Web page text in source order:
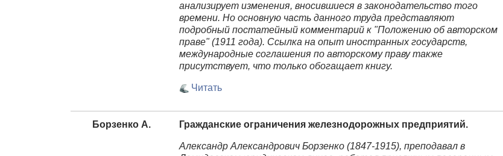
анализирует изменения, вносившиеся в законодательство того
времени. Но основную часть данного труда представляют
подробный постатейный комментарий к "Положению об авторском
праве" (1911 года). Ссылка на опыт иностранных государств,
международные соглашения по авторскому праву также
присутствует, что только обогащает книгу.
Читать
Борзенко А. Гражданские ограничения железнодорожных предприятий.
Александр Александрович Борзенко (1847-1915), преподавал в